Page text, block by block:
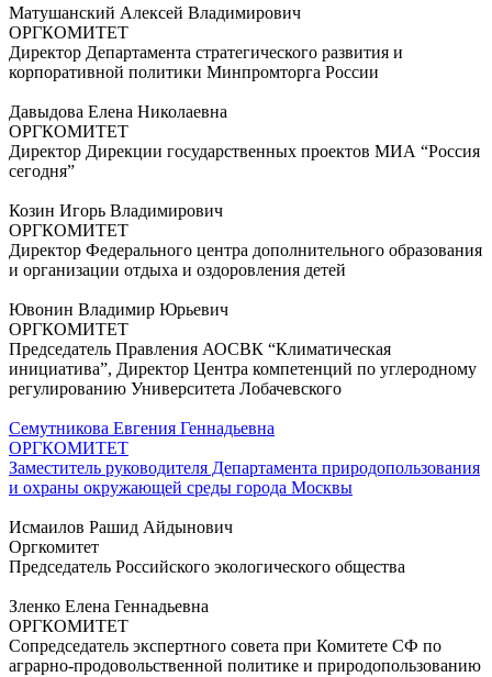
Матушанский Алексей Владимирович
ОРГКОМИТЕТ
Директор Департамента стратегического развития и
корпоративной политики Минпромторга России
Давыдова Елена Николаевна
ОРГКОМИТЕТ
Директор Дирекции государственных проектов МИА “Россия
сегодня”
Козин Игорь Владимирович
ОРГКОМИТЕТ
Директор Федерального центра дополнительного образования
и организации отдыха и оздоровления детей
Ювонин Владимир Юрьевич
ОРГКОМИТЕТ
Председатель Правления АОСВК “Климатическая
инициатива”, Директор Центра компетенций по углеродному
регулированию Университета Лобачевского
Семутникова Евгения Геннадьевна
ОРГКОМИТЕТ
Заместитель руководителя Департамента природопользования
и охраны окружающей среды города Москвы
Исмаилов Рашид Айдынович
Оргкомитет
Председатель Российского экологического общества
Зленко Елена Геннадьевна
ОРГКОМИТЕТ
Сопредседатель экспертного совета при Комитете СФ по
аграрно-продовольственной политике и природопользованию